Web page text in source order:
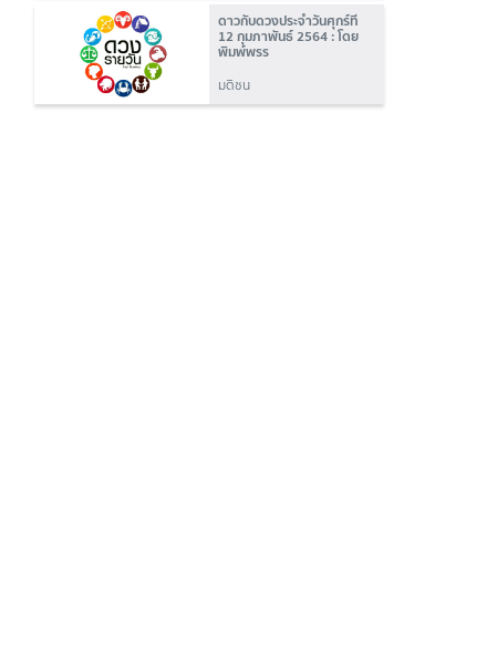
ดาวกับดวงประจำวันศุกร์ที่
12 กุมภาพันธ์ 2564 : โดย
พิมพ์พรร
มติชน